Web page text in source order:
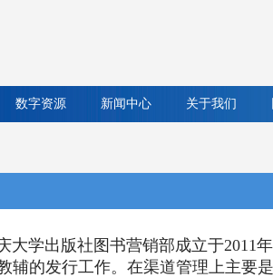
数字资源 新闻中心 关于我们
大学出版社图书营销部成立于2011
辅的发行工作。在渠道管理上主要